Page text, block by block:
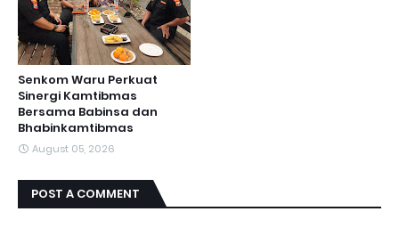
Senkom Waru Perkuat
Sinergi Kamtibmas
Bersama Babinsa dan
Bhabinkamtibmas
August 05, 2026
POST A COMMENT